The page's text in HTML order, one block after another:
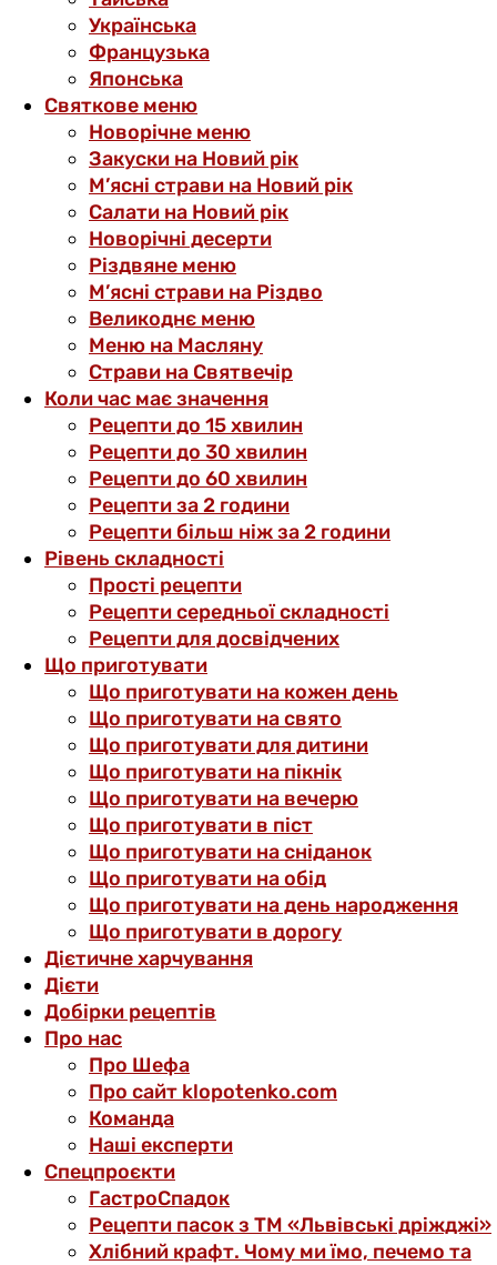
Українська
Французька
Японська
Святкове меню
Новорічне меню
Закуски на Новий рік
М’ясні страви на Новий рік
Салати на Новий рік
Новорічні десерти
Різдвяне меню
М’ясні страви на Різдво
Великоднє меню
Меню на Масляну
Страви на Святвечір
Коли час має значення
Рецепти до 15 хвилин
Рецепти до 30 хвилин
Рецепти до 60 хвилин
Рецепти за 2 години
Рецепти більш ніж за 2 години
Рівень складності
Прості рецепти
Рецепти середньої складності
Рецепти для досвідчених
Що приготувати
Що приготувати на кожен день
Що приготувати на свято
Що приготувати для дитини
Що приготувати на пікнік
Що приготувати на вечерю
Що приготувати в піст
Що приготувати на сніданок
Що приготувати на обід
Що приготувати на день народження
Що приготувати в дорогу
Дієтичне харчування
Дієти
Добірки рецептів
Про нас
Про Шефа
Про сайт klopotenko.com
Команда
Наші експерти
Спецпроєкти
ГастроСпадок
Рецепти пасок з ТМ «Львівські дріжджі»
Хлібний крафт. Чому ми їмо, печемо та